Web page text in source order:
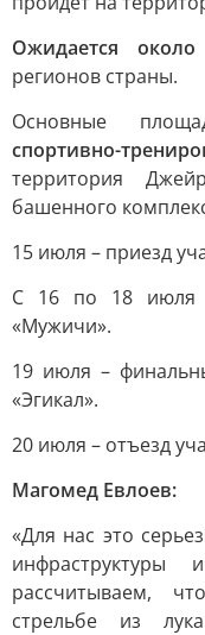
Ожидается
регионов страны.
Основные
спортивно-
территория
башенного
15 июля – приезд
С 16 по 18 июля
«Мужичи».
19 июля –
«Эгикал».
20 июля – отъезд
Магомед Евлоев:
«Для нас это
рассчитываем,
стрельбе из